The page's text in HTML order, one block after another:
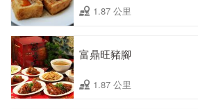
1.87 公里
富鼎旺豬腳
1.87 公里